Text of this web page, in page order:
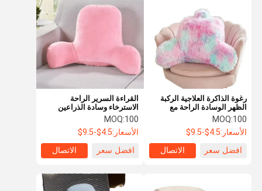
القراءة السرير الراحة
الاسترخاء وسادة الذراعين
الممزقة الذاكرة رغوة وسادة
التلفزيون للسرير
MOQ:100
الأسعار:4.5$-9.5$
افضل سعر
الاتصال
رغوة الذاكرة العلاجية الركبة
الظهر الوسادة الراحة مع
مقبضMOQ:100
الأسعار:4.5$-9.5$
افضل سعر
الاتصال